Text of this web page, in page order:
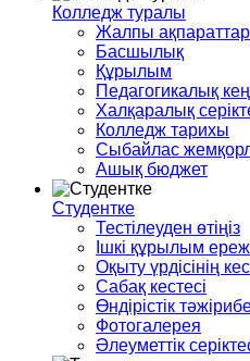
Колледж туралы
Жалпы ақпараттар
Басшылық
Құрылым
Педагогикалық
Халқаралық
Колледж тарихы
Сыбайлас
Ашық бюджет
Студентке
Тестілеуден өтіңіз
Ішкі құрылым
Оқыту үрдісінің
Сабақ кестесі
Өндірістік
Фотогалерея
Әлеуметтік